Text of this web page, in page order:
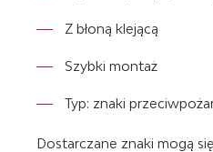
Z błoną klejącą
Szybki montaż
Typ: znaki
Dostarczane znaki mogą